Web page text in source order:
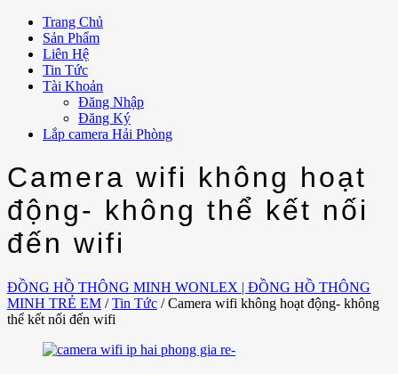
Trang Chủ
Sản Phẩm
Liên Hệ
Tin Tức
Tài Khoản
Đăng Nhập
Đăng Ký
Lắp camera Hải Phòng
Camera wifi không hoạt
động- không thể kết nối
đến wifi
ĐỒNG HỒ THÔNG MINH WONLEX | ĐỒNG HỒ THÔNG
MINH TRẺ EM / Tin Tức / Camera wifi không hoạt động- không
thể kết nối đến wifi